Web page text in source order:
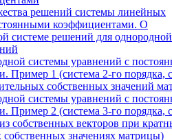
решений системы линейных
коэффициентами. О
системе решений для однородной
системы уравнений с
Пример 1 (система 2-го порядка,
собственных значений
системы уравнений с
Пример 2 (система 3-го порядка,
собственных векторов при
собственных значениях матрицы)